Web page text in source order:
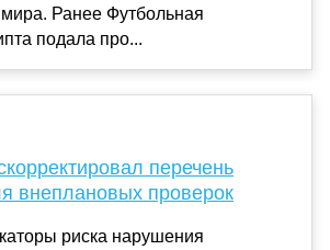
Ранее Футбольная
подала про...
перечень
внеплановых проверок
риска нарушения